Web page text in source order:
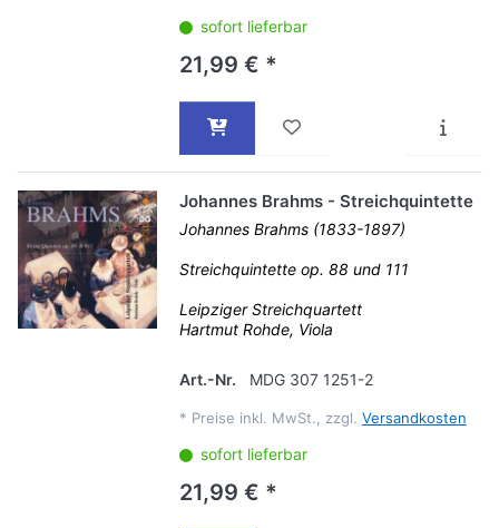
sofort lieferbar
21,99 € *
Johannes Brahms - Streichquintette
Johannes Brahms (1833-1897)
Streichquintette op. 88 und 111
Leipziger Streichquartett
Hartmut Rohde, Viola
Art.-Nr. MDG 307 1251-2
* Preise inkl. MwSt., zzgl. Versandkosten
sofort lieferbar
21,99 € *